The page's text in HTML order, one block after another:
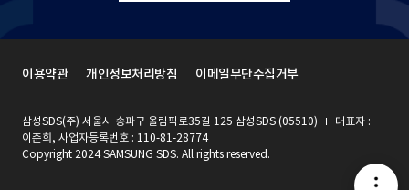
메
삼성SDS(주) 서울시 송파구 올림픽로35길 125 삼성SDS (05510)
대표자 :
이준희, 사업자등록번호 : 110-81-28774
Copyright 2024 SAMSUNG SDS. All rights reserved.
이용약관 개인정보처리방침 이메일무단수집거부